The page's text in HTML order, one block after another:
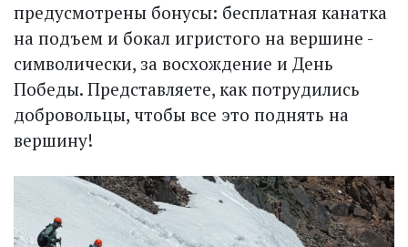
предусмотрены бонусы: бесплатная канатка
на подъем и бокал игристого на вершине -
символически, за восхождение и День
Победы. Представляете, как потрудились
добровольцы, чтобы все это поднять на
вершину!